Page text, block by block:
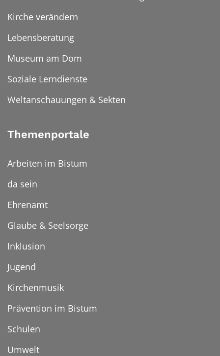
Kirche verändern
Lebensberatung
Museum am Dom
Soziale Lerndienste
Weltanschauungen & Sekten
Themenportale
Arbeiten im Bistum
da sein
Ehrenamt
Glaube & Seelsorge
Inklusion
Jugend
Kirchenmusik
Prävention im Bistum
Schulen
Umwelt